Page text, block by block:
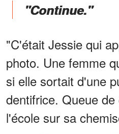
"Continue."
"C'était Jessie qui
photo. Une femme
si elle sortait d'une
dentifrice. Queue
l'école sur sa